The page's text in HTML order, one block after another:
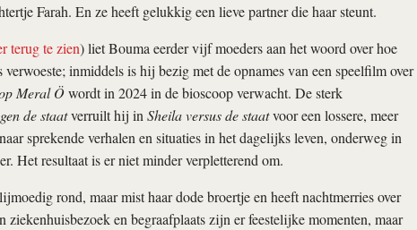
Farah. En ze heeft gelukkig een lieve partner die haar steunt.
terug te zien) liet Bouma eerder vijf moeders aan het woord over hoe
verwoeste; inmiddels is hij bezig met de opnames van een speelfilm over
Meral Öwordt in 2024 in de bioscoop verwacht. De sterk
de staatverruilt hij in Sheila versus de staatvoor een lossere, meer
sprekende verhalen en situaties in het dagelijks leven, onderweg in
Het resultaat is er niet minder verpletterend om.
rond, maar mist haar dode broertje en heeft nachtmerries over
ziekenhuisbezoek en begraafplaats zijn er feestelijke momenten, maar